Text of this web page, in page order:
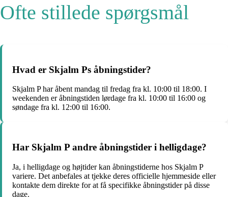
Ofte stillede spørgsmål
Hvad er Skjalm Ps åbningstider?
Skjalm P har åbent mandag til fredag fra kl. 10:00 til 18:00. I
weekenden er åbningstiden lørdage fra kl. 10:00 til 16:00 og
søndage fra kl. 12:00 til 16:00.
Har Skjalm P andre åbningstider i helligdage?
Ja, i helligdage og højtider kan åbningstiderne hos Skjalm P
variere. Det anbefales at tjekke deres officielle hjemmeside eller
kontakte dem direkte for at få specifikke åbningstider på disse
dage.